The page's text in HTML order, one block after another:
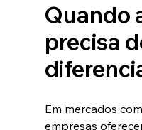
Quando
precisa
Em mercados
empresas